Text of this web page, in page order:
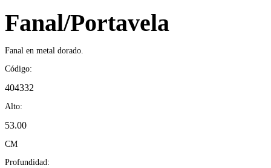
Fanal/Portavela
Fanal en metal dorado.
Código:
404332
Alto:
53.00
CM
Profundidad: